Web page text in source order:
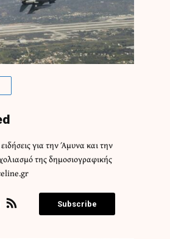
για την Άμυνα και την
της δημοσιογραφικής
Subscribe